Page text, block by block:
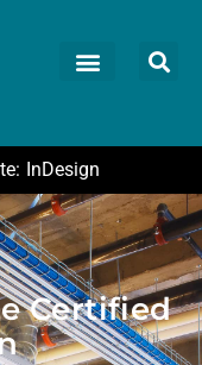
InDesign
Certified